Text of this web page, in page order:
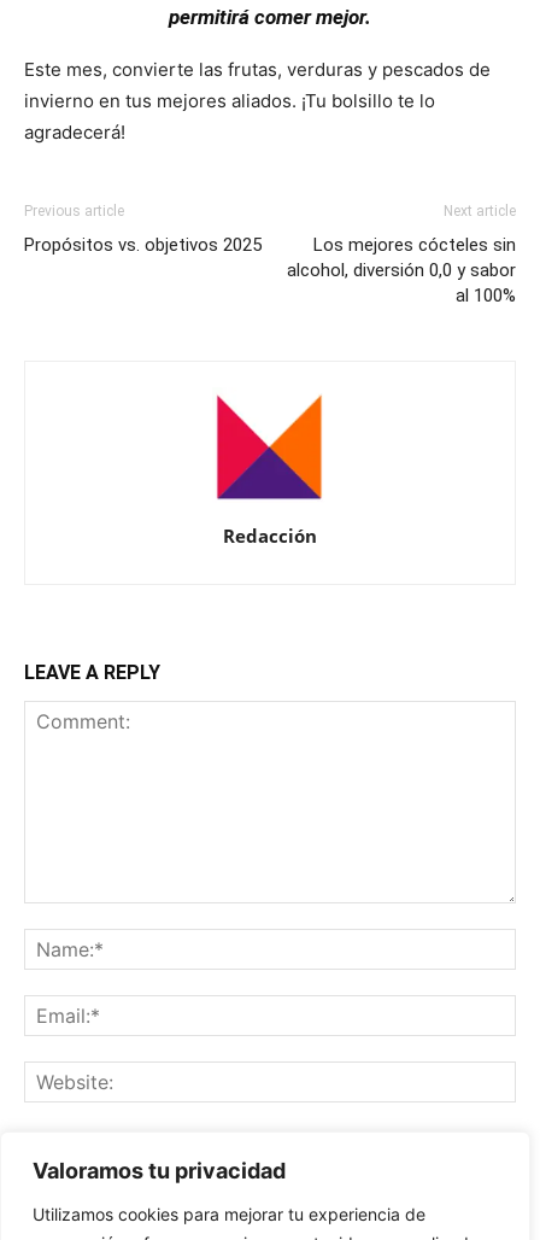
Valoramos tu privacidad
Utilizamos cookies para mejorar tu experiencia de
permitirá comer mejor.
Este mes, convierte las frutas, verduras y pescados de
invierno en tus mejores aliados. ¡Tu bolsillo te lo
agradecerá!
Previous article
Propósitos vs. objetivos 2025
Next article
Los mejores cócteles sin
alcohol, diversión 0,0 y sabor
al 100%
Redacción
LEAVE A REPLY
next time I comment.